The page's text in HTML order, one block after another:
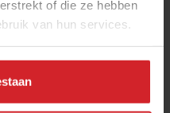
of die ze hebben
van hun services.
31 oktober 2024 | 2 min